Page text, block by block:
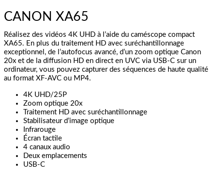
CANON XA65
Réalisez des vidéos 4K UHD à l’aide du caméscope compact
XA65. En plus du traitement HD avec suréchantillonnage
exceptionnel, de l’autofocus avancé, d’un zoom optique Canon
20x et de la diffusion HD en direct en UVC via USB-C sur un
ordinateur, vous pouvez capturer des séquences de haute qualité
au format XF-AVC ou MP4.
4K UHD/25P
Zoom optique 20x
Traitement HD avec suréchantillonnage
Stabilisateur d’image optique
Infrarouge
Écran tactile
4 canaux audio
Deux emplacements
USB-C